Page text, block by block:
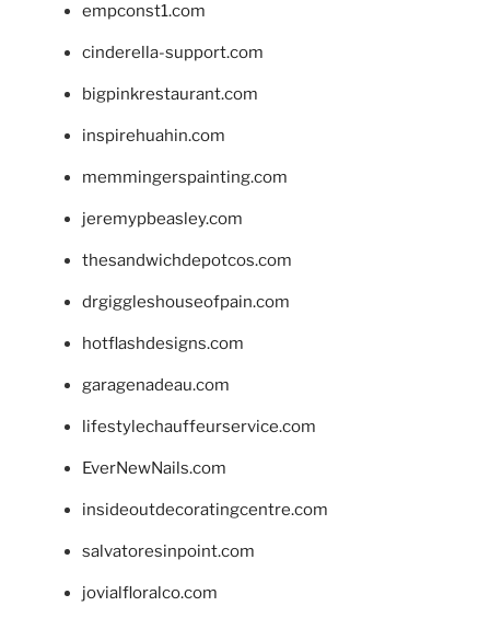
empconst1.com
cinderella-support.com
bigpinkrestaurant.com
inspirehuahin.com
memmingerspainting.com
jeremypbeasley.com
thesandwichdepotcos.com
drgiggleshouseofpain.com
hotflashdesigns.com
garagenadeau.com
lifestylechauffeurservice.com
EverNewNails.com
insideoutdecoratingcentre.com
salvatoresinpoint.com
jovialfloralco.com